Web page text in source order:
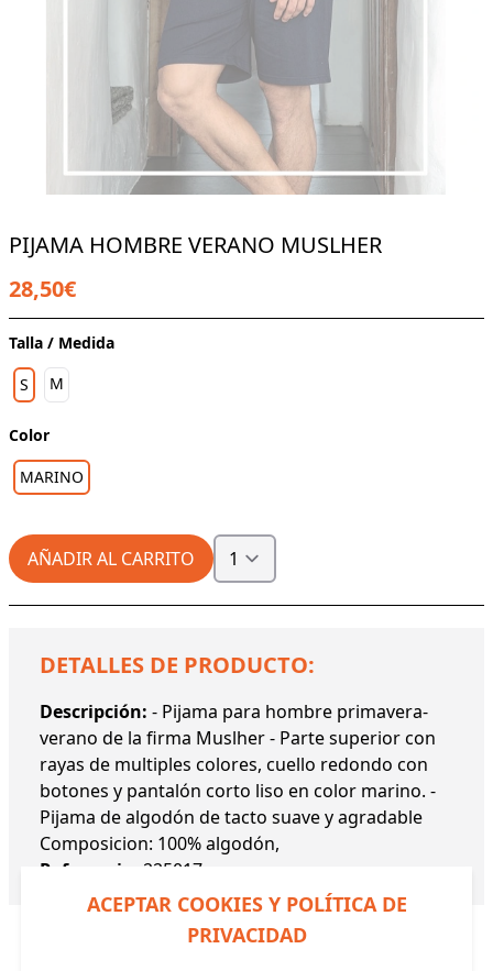
PIJAMA HOMBRE VERANO MUSLHER
28,50€
Talla / Medida
S
M
Color
MARINO
AÑADIR AL CARRITO
DETALLES DE PRODUCTO:
Descripción: - Pijama para hombre primavera-
verano de la firma Muslher - Parte superior con
rayas de multiples colores, cuello redondo con
botones y pantalón corto liso en color marino. -
Pijama de algodón de tacto suave y agradable
Composicion: 100% algodón,
Referencia: 225017
ACEPTAR COOKIES Y POLÍTICA DE
PRIVACIDAD